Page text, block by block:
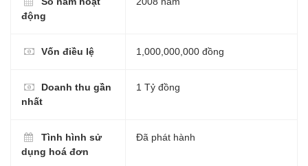
động
Vốn điều lệ 1,000,000,000 đồng
Doanh thu gần
nhất
1 Tỷ đồng
Tình hình sử
dụng hoá đơn
Đã phát hành